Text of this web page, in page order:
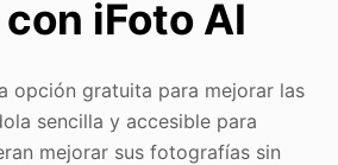
iFoto AI
opción gratuita para mejorar las
sencilla y accesible para
mejorar sus fotografías sin